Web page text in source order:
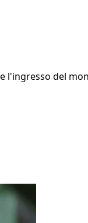
l'ingresso del